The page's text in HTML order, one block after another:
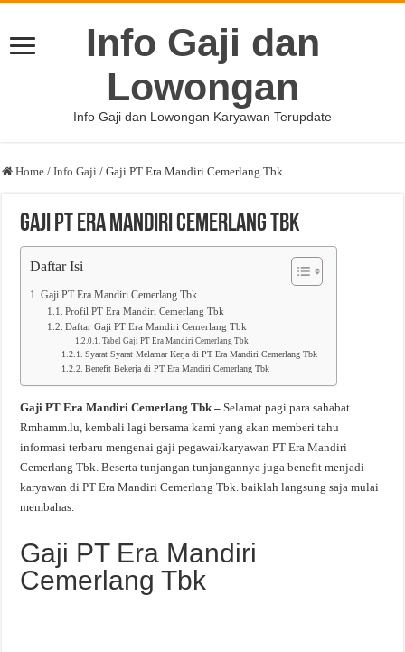
Info Gaji dan
Lowongan
Info Gaji dan Lowongan Karyawan Terupdate
Home / Info Gaji / Gaji PT Era Mandiri Cemerlang Tbk
Gaji PT Era Mandiri Cemerlang Tbk
Daftar Isi
Gaji PT Era Mandiri Cemerlang Tbk
Profil PT Era Mandiri Cemerlang Tbk
Daftar Gaji PT Era Mandiri Cemerlang Tbk
Tabel Gaji PT Era Mandiri Cemerlang Tbk
Syarat Syarat Melamar Kerja di PT Era Mandiri Cemerlang Tbk
Benefit Bekerja di PT Era Mandiri Cemerlang Tbk
Gaji PT Era Mandiri Cemerlang Tbk –Selamat pagi para sahabat
Rmhamm.lu, kembali lagi bersama kami yang akan memberi tahu
informasi terbaru mengenai gaji pegawai/karyawan PT Era Mandiri
Cemerlang Tbk. Beserta tunjangan tunjangannya juga benefit menjadi
karyawan di PT Era Mandiri Cemerlang Tbk. baiklah langsung saja mulai
membahas.
Gaji PT Era Mandiri
Cemerlang Tbk